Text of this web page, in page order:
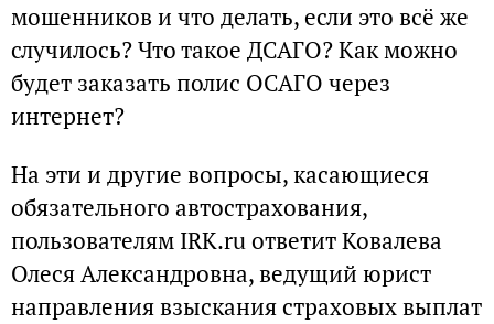
мошенников и что делать, если это всё же
случилось? Что такое ДСАГО? Как можно
будет заказать полис ОСАГО через
интернет?
На эти и другие вопросы, касающиеся
обязательного автострахования,
пользователям IRK.ru ответит Ковалева
Олеся Александровна, ведущий юрист
направления взыскания страховых выплат